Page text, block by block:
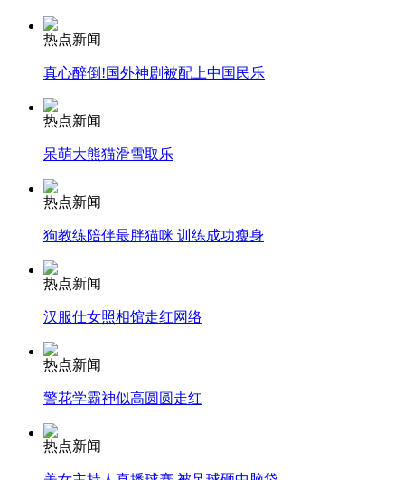
安徽一实载49人客车翻车
消防员救轻生者 花炮节热闹非凡 减压"枕头大战"
司机酒驾遇交警 急速倒车逃窜
热点新闻
真心醉倒!国外神剧被配上中国民乐
热点新闻
呆萌大熊猫滑雪取乐
热点新闻
狗教练陪伴最胖猫咪 训练成功瘦身
热点新闻
汉服仕女照相馆走红网络
热点新闻
警花学霸神似高圆圆走红
热点新闻